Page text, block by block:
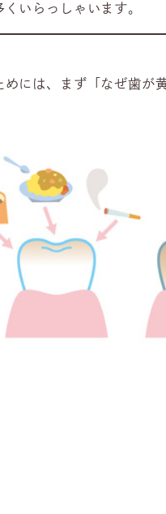
いらっしゃいます。
には、まず「なぜ歯が